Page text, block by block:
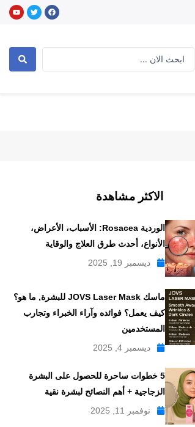
F
a
T
w
Y
o
الاكثر مشاهدة
الوردية Rosacea: الأسباب، الأعراض،
الأنواع، أحدث طرق العلاج والوقاية
ديسمبر 19, 2025
ماسك JOVS Laser Mask للبشرة, ما هو؟
كيف يعمل؟ فوائده وآراء الخبراء وتجارب
المستخدمين
ديسمبر 4, 2025
5 خطوات ساحرة للحصول على البشرة
الزجاجية + أهم النصائح لبشرة نقية
نوفمبر 11, 2025